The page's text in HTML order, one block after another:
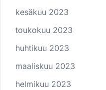
kesäkuu 2023
toukokuu 2023
huhtikuu 2023
maaliskuu 2023
helmikuu 2023